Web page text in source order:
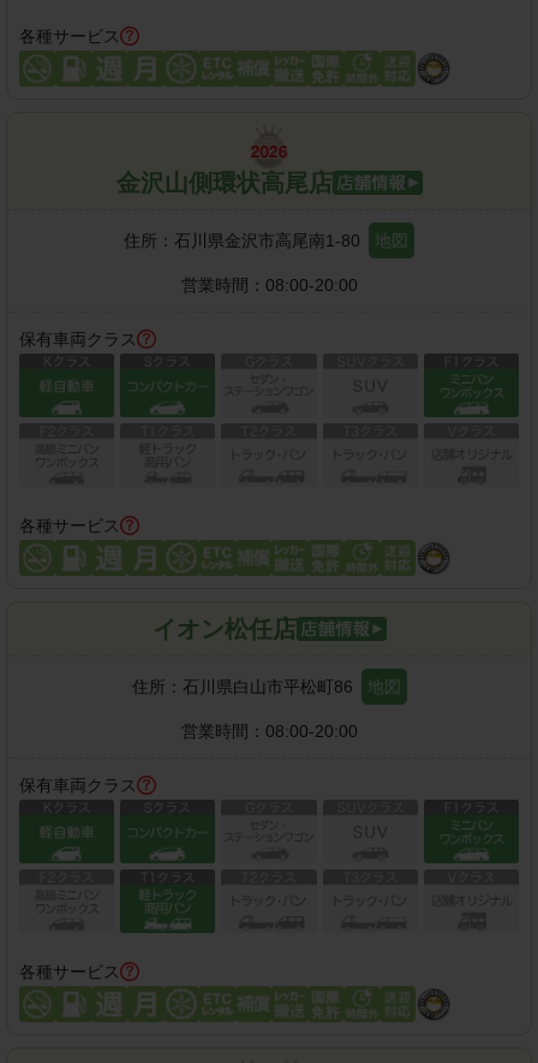
各種サービス
金沢山側環状高尾店
住所： 石川県金沢市高尾南1-80 地図
営業時間： 08:00-20:00
保有車両クラス
各種サービス
イオン松任店
住所： 石川県白山市平松町86 地図
営業時間： 08:00-20:00
保有車両クラス
各種サービス